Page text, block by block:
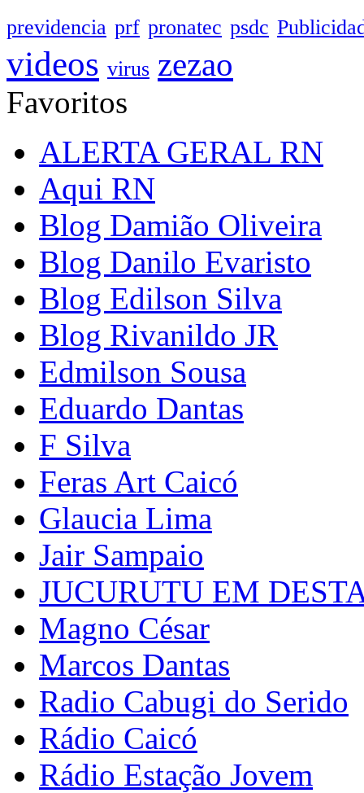
previdencia prf pronatec psdc
videos virus zezao
Favoritos
ALERTA GERAL RN
Aqui RN
Blog Damião Oliveira
Blog Danilo Evaristo
Blog Edilson Silva
Blog Rivanildo JR
Edmilson Sousa
Eduardo Dantas
F Silva
Feras Art Caicó
Glaucia Lima
Jair Sampaio
JUCURUTU EM
Magno César
Marcos Dantas
Radio Cabugi do Serido
Rádio Caicó
Rádio Estação Jovem